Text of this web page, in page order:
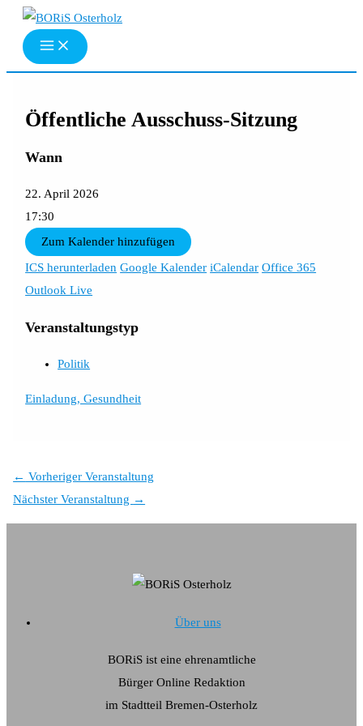
Zum
Inhalt
springen
Öffentliche Ausschuss-Sitzung
Wann
22. April 2026
17:30
Zum Kalender hinzufügen
ICS herunterladen Google Kalender iCalendar Office 365
Outlook Live
Veranstaltungstyp
Politik
Einladung, Gesundheit
← Vorheriger Veranstaltung
Nächster Veranstaltung →
Über uns
BORiS ist eine ehrenamtliche
Bürger Online Redaktion
im Stadtteil Bremen-Osterholz